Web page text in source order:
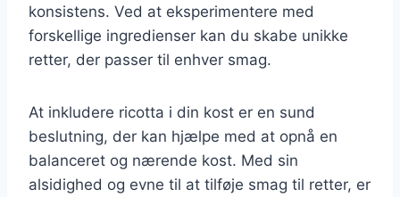
konsistens. Ved at eksperimentere med
forskellige ingredienser kan du skabe unikke
retter, der passer til enhver smag.
At inkludere ricotta i din kost er en sund
beslutning, der kan hjælpe med at opnå en
balanceret og nærende kost. Med sin
alsidighed og evne til at tilføje smag til retter, er